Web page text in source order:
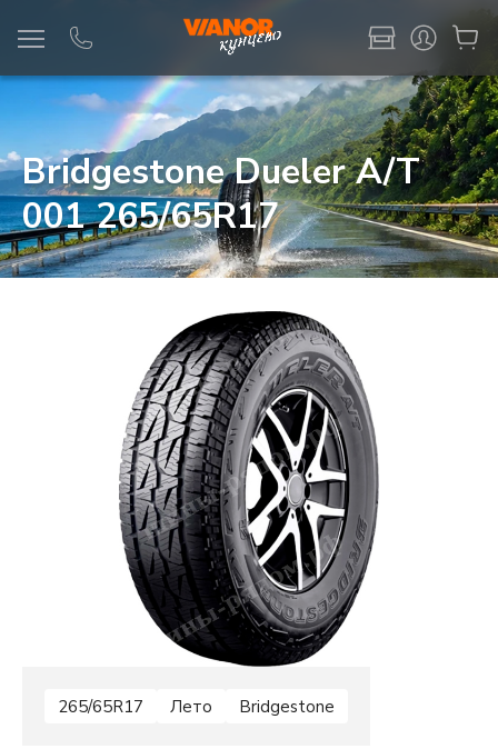
Bridgestone Dueler A/T
001 265/65R17
265/65R17 Лето Bridgestone
Информация Фото товара